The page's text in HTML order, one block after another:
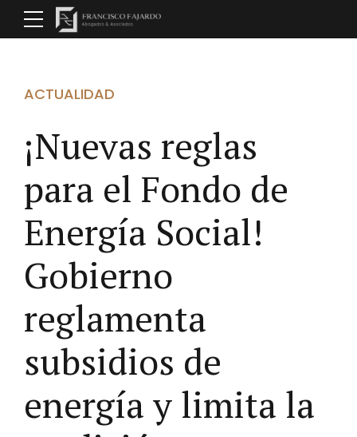
ACTUALIDAD
¡Nuevas reglas
para el Fondo de
Energía Social!
Gobierno
reglamenta
subsidios de
energía y limita la